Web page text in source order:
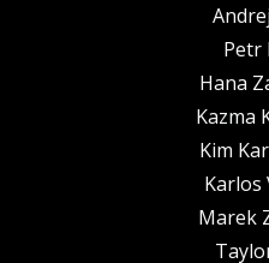
Petr
Hana
Kazma
Kim
Karlos
Marek